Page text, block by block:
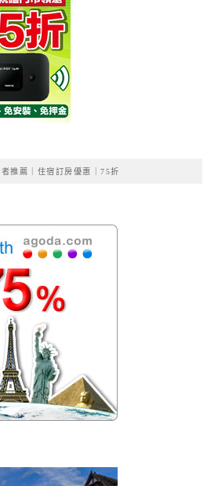
推薦｜住宿訂房優惠｜75折